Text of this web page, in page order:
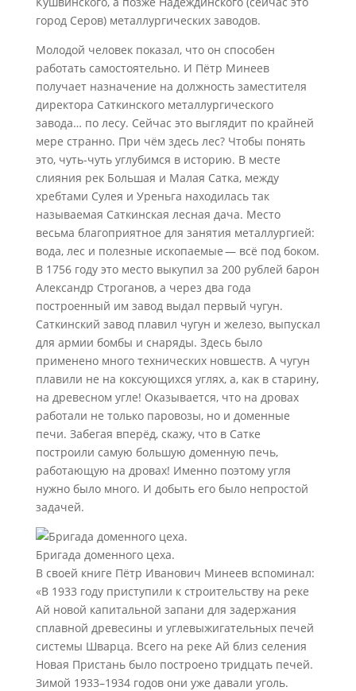
город Серов) металлургических заводов.
Молодой человек показал, что он способен
работать самостоятельно. И Пётр Минеев
получает назначение на должность заместителя
директора Саткинского металлургического
завода… по лесу. Сейчас это выглядит по крайней
мере странно. При чём здесь лес? Чтобы понять
это, чуть-чуть углубимся в историю. В месте
слияния рек Большая и Малая Сатка, между
хребтами Сулея и Уреньга находилась так
называемая Саткинская лесная дача. Место
весьма благоприятное для занятия металлургией:
вода, лес и полезные ископаемые — всё под боком.
В 1756 году это место выкупил за 200 рублей барон
Александр Строганов, а через два года
построенный им завод выдал первый чугун.
Саткинский завод плавил чугун и железо, выпускал
для армии бомбы и снаряды. Здесь было
применено много технических новшеств. А чугун
плавили не на коксующихся углях, а, как в старину,
на древесном угле! Оказывается, что на дровах
работали не только паровозы, но и доменные
печи. Забегая вперёд, скажу, что в Сатке
построили самую большую доменную печь,
работающую на дровах! Именно поэтому угля
нужно было много. И добыть его было непростой
задачей.
Бригада доменного цеха.
В своей книге Пётр Иванович Минеев вспоминал:
«В 1933 году приступили к строительству на реке
Ай новой капитальной запани для задержания
сплавной древесины и углевыжигательных печей
системы Шварца. Всего на реке Ай близ селения
Новая Пристань было построено тридцать печей.
Зимой 1933–1934 годов они уже давали уголь.